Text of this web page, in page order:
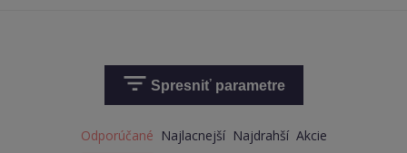
Spresniť parametre
Odporúčané Najlacnejší Najdrahší Akcie